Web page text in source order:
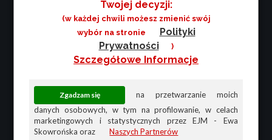
Twojej decyzji:
(w każdej chwili możesz zmienić swój
wybór na stronie
Polityki
Prywatności
)
Szczegółowe Informacje
na przetwarzanie moich
danych osobowych, w tym na profilowanie, w celach
marketingowych i statystycznych przez EJM - Ewa
Skowrońska oraz
Naszych Partnerów